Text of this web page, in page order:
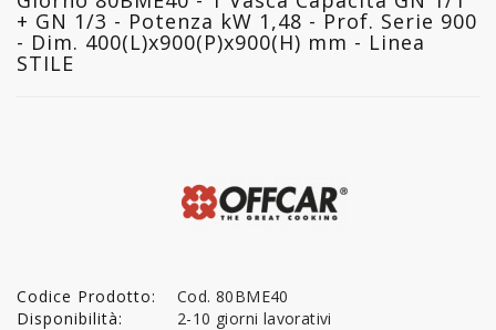
+ GN 1/3 - Potenza kW 1,48 - Prof. Serie 900
- Dim. 400(L)x900(P)x900(H) mm - Linea
STILE
Codice Prodotto:
Cod. 80BME40
Disponibilità:
2-10 giorni lavorativi